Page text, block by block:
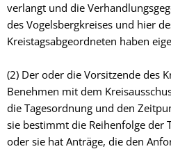
verlangt und die
des Vogelsbergkreises und hier
Kreistagsabgeordneten haben
(2) Der oder die Vorsitzende des
Benehmen mit dem
die Tagesordnung und den
sie bestimmt die Reihenfolge der
oder sie hat Anträge, die den